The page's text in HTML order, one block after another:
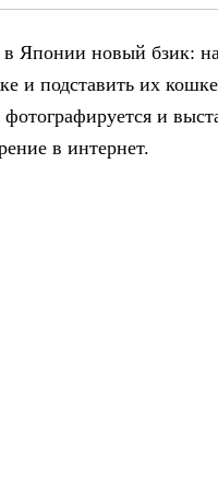
Японии новый бзик:
и подставить их
фотографируется и
в интернет.